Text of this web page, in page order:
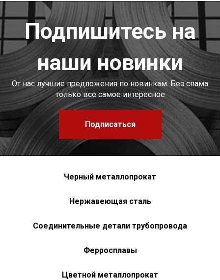
Подпишитесь на
наши новинки
От нас лучшие предложения по новинкам. Без спама
только все самое интересное
Подписаться
Черный металлопрокат
Нержавеющая сталь
Соединительные детали трубопровода
Ферросплавы
Цветной металлопрокат